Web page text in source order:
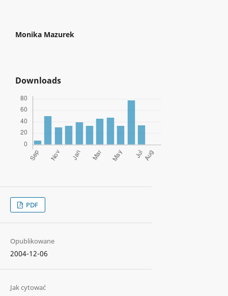
Monika Mazurek
Downloads
PDF
Opublikowane
2004-12-06
Jak cytować